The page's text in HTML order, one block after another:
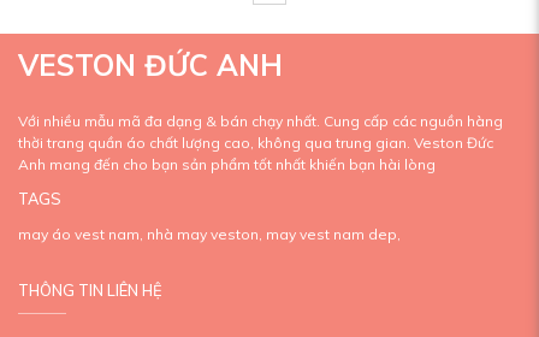
VESTON ĐỨC ANH
Với nhiều mẫu mã đa dạng & bán chạy nhất. Cung cấp các nguồn hàng
thời trang quần áo chất lượng cao, không qua trung gian. Veston Đức
Anh mang đến cho bạn sản phẩm tốt nhất khiến bạn hài lòng
TAGS
may áo vest nam, nhà may veston, may vest nam dep,
THÔNG TIN LIÊN HỆ